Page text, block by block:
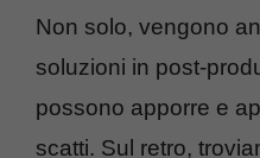
Non solo, vengono
soluzioni in post-
possono apporre e
scatti. Sul retro,